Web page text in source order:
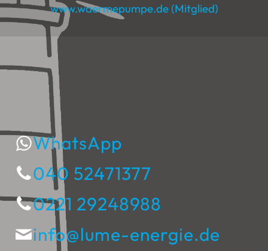
www.waermepumpe.de (Mitglied)
WhatsApp
040 52471377
0221 29248988
info@lume-energie.de